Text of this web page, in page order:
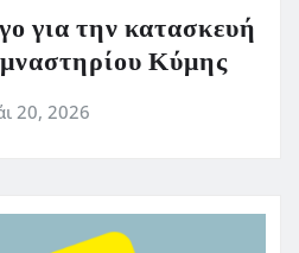
για την κατασκευή
Κύμης
20, 2026